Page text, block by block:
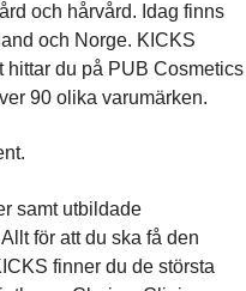
och hårvård. Idag finns
och Norge. KICKS
hittar du på PUB Cosmetics
90 olika varumärken.
samt utbildade
för att du ska få den
finner du de största